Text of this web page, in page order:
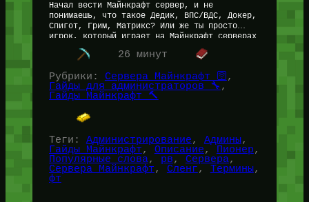
Начал вести Майнкрафт сервер, и не
понимаешь, что такое Дедик, ВПС/ВДС, Докер,
Спигот, Грим, Матрикс? Или же ты просто
игрок, который играет на Майнкрафт серверах
и ощущает себя так, будто…
26 минут
Рубрики: Сервера Майнкрафт 🛜
Гайды для администраторов 🔧
Гайды Майнкрафт 🔨
Теги: Администрирование, Админы
Гайды Майнкрафт, Описание, Пионер
Популярные слова, рв, Сервера
Сервера Майнкрафт, Сленг, Термины
фт